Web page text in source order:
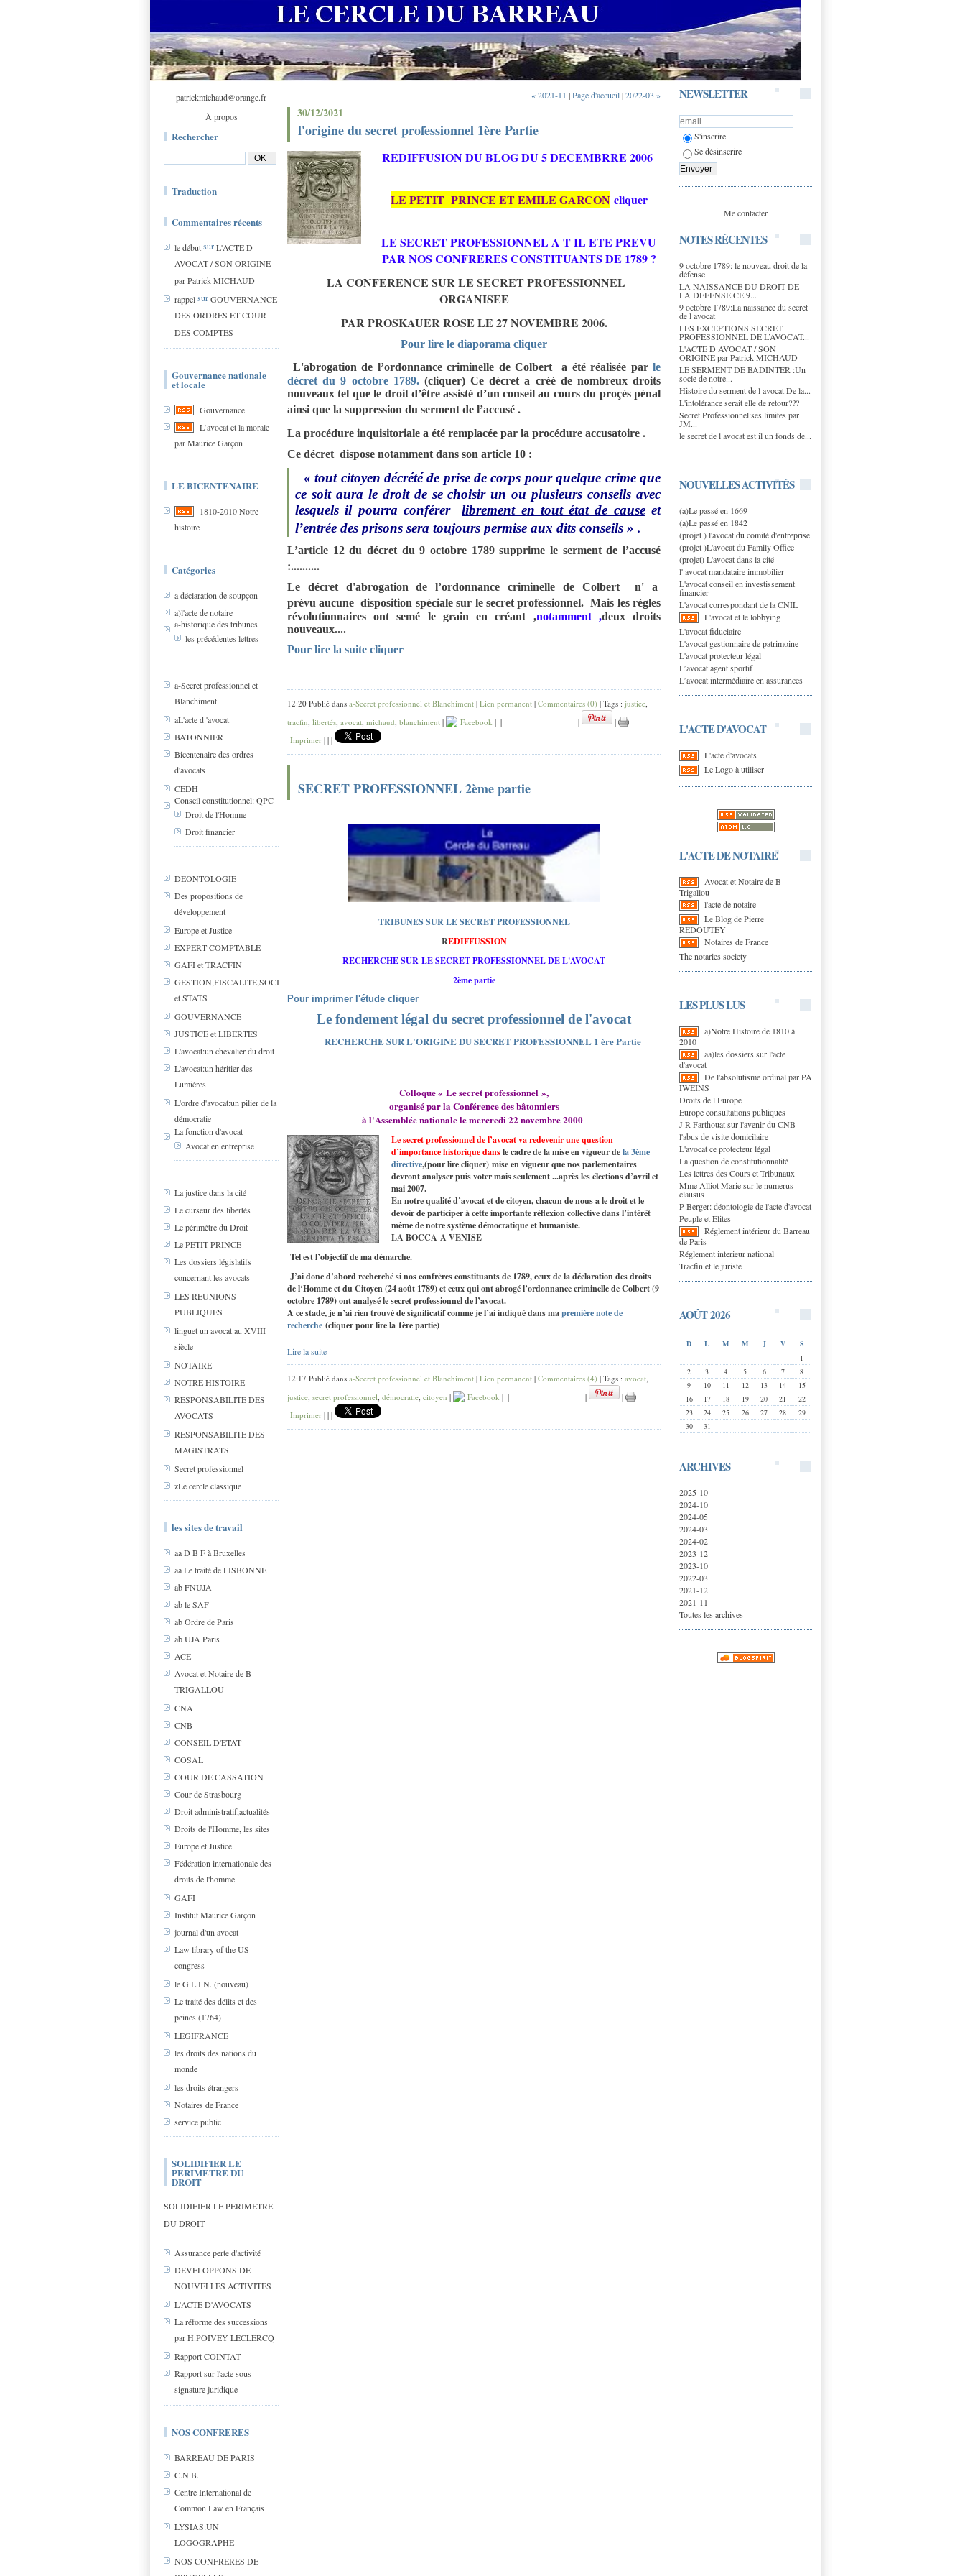
patrickmichaud@orange.fr
À propos
Rechercher
Traduction
Commentaires récents
le débutsurL'ACTE D
AVOCAT / SON ORIGINE
par Patrick MICHAUD
rappelsurGOUVERNANCE
DES ORDRES ET COUR
DES COMPTES
Gouvernance nationale
et locale
Gouvernance
L’avocat et la morale
par Maurice Garçon
LE BICENTENAIRE
1810-2010 Notre
histoire
Catégories
a déclaration de soupçon
a)l'acte de notaire
a-historique des tribunes
les précédentes lettres
a-Secret professionnel et
Blanchiment
aL'acte d 'avocat
BATONNIER
Bicentenaire des ordres
d'avocats
CEDH
Conseil constitutionnel: QPC
Droit de l'Homme
Droit financier
DEONTOLOGIE
Des propositions de
développement
Europe et Justice
EXPERT COMPTABLE
GAFI et TRACFIN
GESTION,FISCALITE,SOCIAL
et STATS
GOUVERNANCE
JUSTICE et LIBERTES
L'avocat:un chevalier du droit
L'avocat:un héritier des
Lumières
L'ordre d'avocat:un pilier de la
démocratie
La fonction d'avocat
Avocat en entreprise
La justice dans la cité
Le curseur des libertés
Le périmètre du Droit
Le PETIT PRINCE
Les dossiers législatifs
concernant les avocats
LES REUNIONS
PUBLIQUES
linguet un avocat au XVIII
siècle
NOTAIRE
NOTRE HISTOIRE
RESPONSABILITE DES
AVOCATS
RESPONSABILITE DES
MAGISTRATS
Secret professionnel
zLe cercle classique
les sites de travail
aa D B F à Bruxelles
aa Le traité de LISBONNE
ab FNUJA
ab le SAF
ab Ordre de Paris
ab UJA Paris
ACE
Avocat et Notaire de B
TRIGALLOU
CNA
CNB
CONSEIL D'ETAT
COSAL
COUR DE CASSATION
Cour de Strasbourg
Droit administratif,actualités
Droits de l'Homme, les sites
Europe et Justice
Fédération internationale des
droits de l'homme
GAFI
Institut Maurice Garçon
journal d'un avocat
Law library of the US
congress
le G.L.I.N. (nouveau)
Le traité des délits et des
peines (1764)
LEGIFRANCE
les droits des nations du
monde
les droits étrangers
Notaires de France
service public
SOLIDIFIER LE
PERIMETRE DU
DROIT
SOLIDIFIER LE PERIMETRE
DU DROIT
Assurance perte d'activité
DEVELOPPONS DE
NOUVELLES ACTIVITES
L'ACTE D'AVOCATS
La réforme des successions
par H.POIVEY LECLERCQ
Rapport COINTAT
Rapport sur l'acte sous
signature juridique
NOS CONFRERES
BARREAU DE PARIS
C.N.B.
Centre International de
Common Law en Français
LYSIAS:UN
LOGOGRAPHE
NOS CONFRERES DE
NEWSLETTER
S'inscrire
Se désinscrire
Me contacter
NOTES RÉCENTES
9 octobre 1789: le nouveau droit de la
défense
LA NAISSANCE DU DROIT DE
LA DEFENSE CE 9...
9 octobre 1789:La naissance du secret
de l avocat
LES EXCEPTIONS SECRET
PROFESSIONNEL DE L’AVOCAT...
L'ACTE D AVOCAT / SON
ORIGINE par Patrick MICHAUD
LE SERMENT DE BADINTER :Un
socle de notre...
Histoire du serment de l avocat De la...
L'intolérance serait elle de retour???
Secret Professionnel:ses limites par
JM...
le secret de l avocat est il un fonds de...
NOUVELLES ACTIVITÉS
(a)Le passé en 1669
(a)Le passé en 1842
(projet ) l'avocat du comité d'entreprise
(projet )L'avocat du Family Office
(projet) L'avocat dans la cité
l' avocat mandataire immobilier
L'avocat conseil en investissement
financier
L'avocat correspondant de la CNIL
L'avocat et le lobbying
L'avocat fiduciaire
L'avocat gestionnaire de patrimoine
L'avocat protecteur légal
L’avocat agent sportif
L’avocat intermédiaire en assurances
L'ACTE D'AVOCAT
L'acte d'avocats
Le Logo à utiliser
L'ACTE DE NOTAIRE
Avocat et Notaire de B
Trigallou
l'acte de notaire
Le Blog de Pierre
REDOUTEY
Notaires de France
The notaries society
LES PLUS LUS
a)Notre Histoire de 1810 à
2010
aa)les dossiers sur l'acte
d'avocat
De l'absolutisme ordinal par PA
IWEINS
Droits de l Europe
Europe consultations publiques
J R Farthouat sur l'avenir du CNB
l'abus de visite domicilaire
L'avocat ce protecteur légal
La question de constitutionnalité
Les lettres des Cours et Tribunaux
Mme Alliot Marie sur le numerus
clausus
P Berger: déontologie de l'acte d'avocat
Peuple et Elites
Réglement intérieur du Barreau
de Paris
Réglement interieur national
Tracfin et le juriste
AOÛT 2026
D L M M J V
S
1
2
3 4 5 6 7
8
9
10 11 12 13 14
15
16
17 18 19 20 21
22
23
24 25 26 27 28
29
30
31
ARCHIVES
2025-10
2024-10
2024-05
2024-03
2024-02
2023-12
2023-10
2022-03
2021-12
2021-11
Toutes les archives
« 2021-11 |Page d'accueil|2022-03 »
30/12/2021
l'origine du secret professionnel 1ère Partie
REDIFFUSION DU BLOG DU 5 DECEMBRRE 2006
LE PETIT PRINCE ET EMILE GARCONcliquer
LE SECRET PROFESSIONNEL A T IL ETE PREVU
PAR NOS CONFRERES CONSTITUANTS DE 1789 ?
LA CONFERENCE SUR LE SECRET PROFESSIONNEL
ORGANISEE
PAR PROSKAUER ROSE LE 27 NOVEMBRE 2006.
Pour lire le diaporama cliquer
L'abrogation de l’ordonnance criminelle de Colbert a été réalisée par le
décret du 9 octobre 1789.(cliquer) Ce décret a créé de nombreux droits
nouveaux tel que le droit d’être assisté d’un conseil au cours du proçès pénal
ainsi que la suppression du serment de l’accusé .
La procédure inquisitoriale a été remplacée par la procédure accusatoire .
Ce décret dispose notamment dans son article 10 :
« tout citoyen décrété de prise de corps pour quelque crime que
ce soit aura le droit de se choisir un ou plusieurs conseils avec
lesquels il pourra conférerlibrement en tout état de causeet
l’entrée des prisons sera toujours permise aux dits conseils » .
L’article 12 du décret du 9 octobre 1789 supprime le serment de l’accusé
:..........
Le décret d'abrogation de l’ordonnance criminelle de Colbert n' a
prévu aucune disposition spéciale sur le secret professionnel. Mais les règles
révolutionnaires ont semé le grain en créant ,notamment ,deux droits
nouveaux....
Pour lire la suite cliquer
12:20 Publié dans a-Secret professionnel et Blanchiment | Lien permanent | Commentaires (0) | Tags : justice,
tracfin, libertés, avocat, michaud, blanchiment | Facebook | | |
|
Imprimer | | |
SECRET PROFESSIONNEL 2ème partie
TRIBUNES SUR LE SECRET PROFESSIONNEL
REDIFFUSSION
RECHERCHE SUR LE SECRET PROFESSIONNEL DE L'AVOCAT
2ème partie
Pour imprimer l'étude cliquer
Le fondement légal du secret professionnel de l'avocat
RECHERCHE SUR L'ORIGINE DU SECRET PROFESSIONNEL 1 ère Partie
Colloque « Le secret professionnel »,
organisé par la Conférence des bâtonniers
à l'Assemblée nationale le mercredi 22 novembre 2000
Le secret professionnel de l’avocat va redevenir une question
d’importance historiquedansle cadre de la mise en vigueur dela 3ème
directive,(pour lire cliquer) mise en vigueur que nos parlementaires
devront analyser puis voter mais seulement ...après les élections d’avril et
mai 2007.
En notre qualité d’avocat et de citoyen, chacun de nous a le droit et le
devoir de participer à cette importante réflexion collective dans l’intérêt
même de notre système démocratique et humaniste.
LA BOCCA A VENISE
Tel est l’objectif de ma démarche.
J’ai donc d’abord recherché si nos confrères constituants de 1789, ceux de la déclaration des droits
de l‘Homme et du Citoyen (24 août 1789) et ceux qui ont abrogé l’ordonnance criminelle de Colbert (9
octobre 1789) ont analysé le secret professionnel de l’avocat.
A ce stade, je n’ai rien trouvé de significatif comme je l’ai indiqué dans mapremière note de
recherche (cliquer pour lire la 1ère partie)
Lire la suite
12:17 Publié dans a-Secret professionnel et Blanchiment | Lien permanent | Commentaires (4) | Tags : avocat
justice secret professionnel démocratie citoyen | Facebook | | |
|
Imprimer | | |